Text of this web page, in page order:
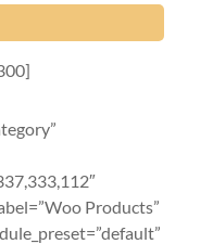
Products”